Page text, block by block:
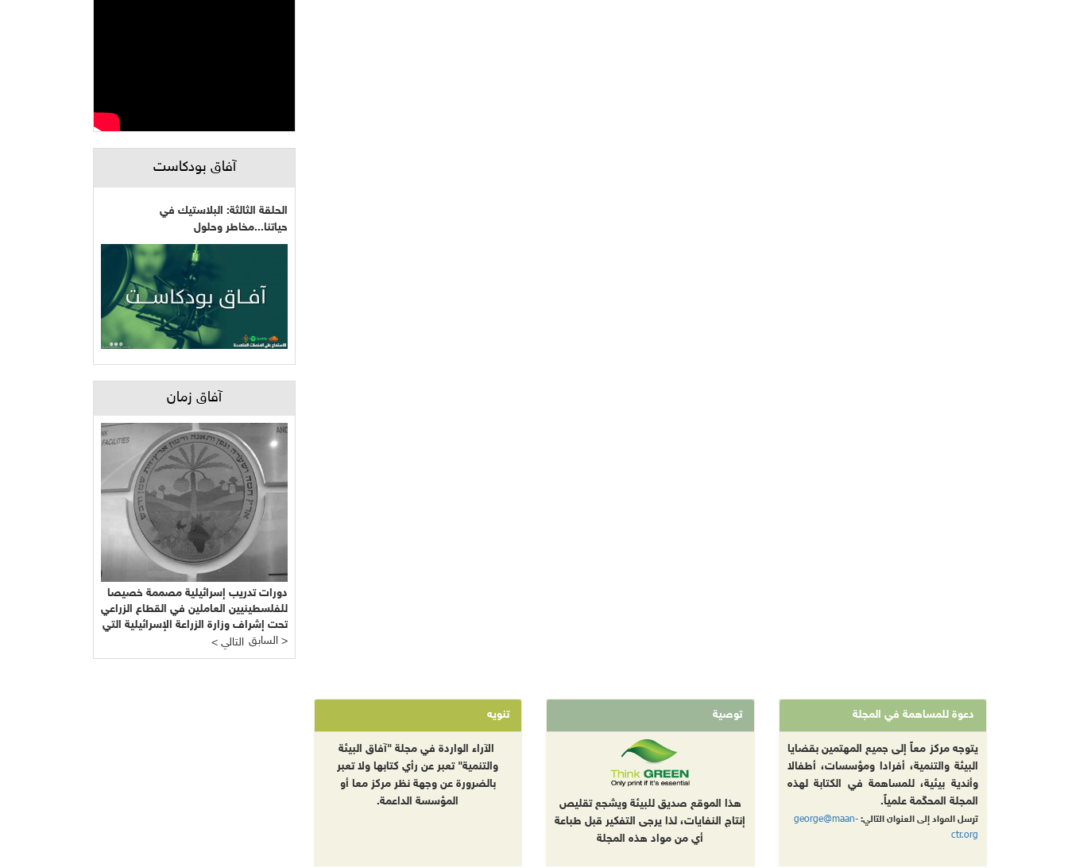
آفاق بودكاست
الحلقة الثالثة: البلاستيك في
حياتنا...مخاطر وحلول
آفاق زمان
دورات تدريب إسرائيلية مصممة خصيصا
للفلسطينيين العاملين في القطاع الزراعي
تحت إشراف وزارة الزراعة الإسرائيلية التي
يرأسها يائير شَمِير نائب ليبرمان رئيس
"إسرائيل بيتنا"!!!
< التالي السابق >
دعوة للمساهمة في المجلة
يتوجه مركز معاً إلى جميع المهتمين بقضايا
البيئة والتنمية، أفرادا ومؤسسات، أطفالا
وأندية بيئية، للمساهمة في الكتابة لهذه
المجلة المحكّمة علمياً.
ترسل المواد إلى العنوان التالي:george@maan-
ctr.org
توصية
هذا الموقع صديق للبيئة ويشجع تقليص
إنتاج النفايات، لذا يرجى التفكير قبل طباعة
أي من مواد هذه المجلة
تنويه
الآراء الواردة في مجلة "آفاق البيئة
والتنمية" تعبر عن رأي كتابها ولا تعبر
بالضرورة عن وجهة نظر مركز معا أو
المؤسسة الداعمة.